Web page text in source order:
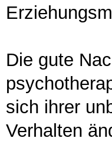
Die gute
sich ihrer
Verhalten